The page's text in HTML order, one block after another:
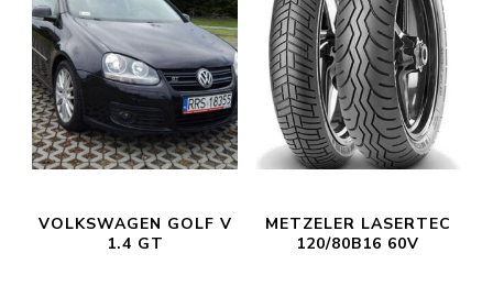
VOLKSWAGEN GOLF V
1.4 GT
METZELER LASERTEC
120/80B16 60V